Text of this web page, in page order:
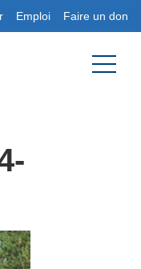
Emploi Faire un don